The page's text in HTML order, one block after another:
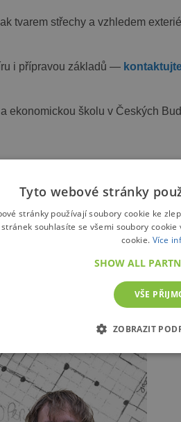
tvarem střechy a vzhledem
i přípravou základů —
ekonomickou školu v Českých
ANICA u Týna nad Vltavou
(Středočeský kraj)
Tyto webové stránky
stránky používají soubory cookie ke
souhlasíte se všemi soubory
cookie. Více
SHOW ALL
VŠE
ZOBRAZIT
SOUBORY VÝKONOVÉ
Nezbytně nutné soubory Výkonové soubory